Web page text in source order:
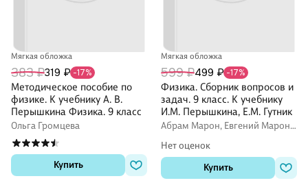
Мягкая обложка
383 ₽319 ₽ -17%
Методическое пособие по
физике. К учебнику А. В.
Перышкина Физика. 9 класс
Ольга Громцева
Купить
Мягкая обложка
599 ₽499 ₽ -17%
Физика. Сборник вопросов и
задач. 9 класс. К учебнику
И.М. Перышкина, Е.М. Гутник
Абрам Марон, Евгений Марон,
Нет оценок
Купить